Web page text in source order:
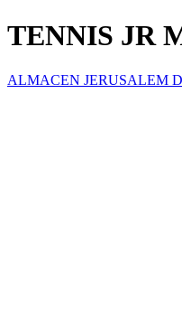
TENNIS JR
ALMACEN JERUSALEM